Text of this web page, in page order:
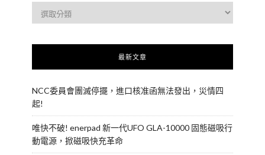
最新文章
NCC委員會團滅停擺，進口核准函無法發出，災情四
起!
唯快不破! enerpad 新一代UFO GLA-10000 固態磁吸行
動電源，掀磁吸快充革命